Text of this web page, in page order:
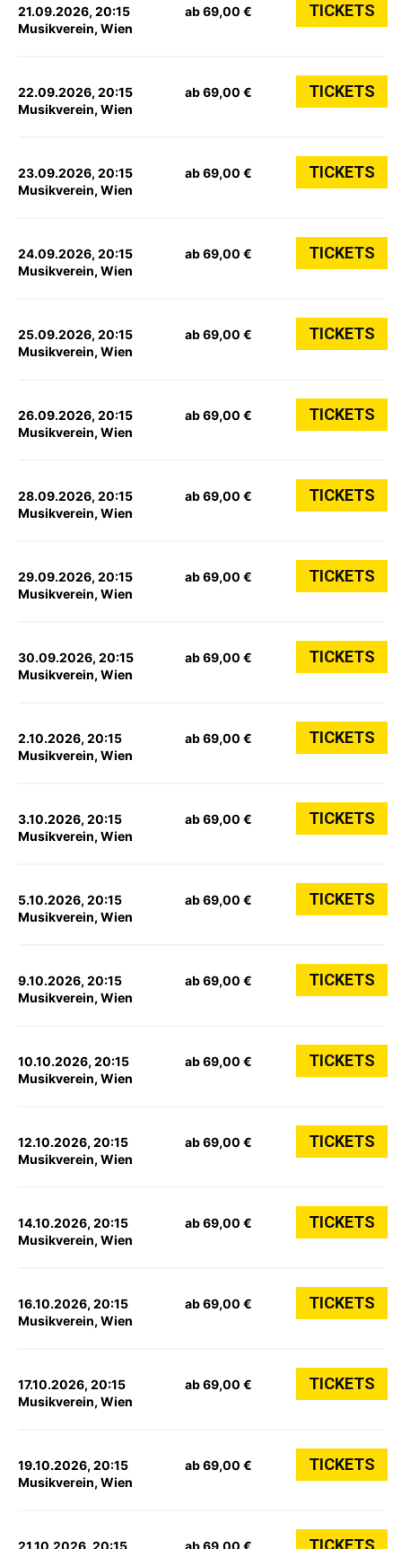
21.09.2026, 20:15
Musikverein, Wien
ab 69,00 € TICKETS
22.09.2026, 20:15
Musikverein, Wien
ab 69,00 € TICKETS
23.09.2026, 20:15
Musikverein, Wien
ab 69,00 € TICKETS
24.09.2026, 20:15
Musikverein, Wien
ab 69,00 € TICKETS
25.09.2026, 20:15
Musikverein, Wien
ab 69,00 € TICKETS
26.09.2026, 20:15
Musikverein, Wien
ab 69,00 € TICKETS
28.09.2026, 20:15
Musikverein, Wien
ab 69,00 € TICKETS
29.09.2026, 20:15
Musikverein, Wien
ab 69,00 € TICKETS
30.09.2026, 20:15
Musikverein, Wien
ab 69,00 € TICKETS
2.10.2026, 20:15
Musikverein, Wien
ab 69,00 € TICKETS
3.10.2026, 20:15
Musikverein, Wien
ab 69,00 € TICKETS
5.10.2026, 20:15
Musikverein, Wien
ab 69,00 € TICKETS
9.10.2026, 20:15
Musikverein, Wien
ab 69,00 € TICKETS
10.10.2026, 20:15
Musikverein, Wien
ab 69,00 € TICKETS
12.10.2026, 20:15
Musikverein, Wien
ab 69,00 € TICKETS
14.10.2026, 20:15
Musikverein, Wien
ab 69,00 € TICKETS
16.10.2026, 20:15
Musikverein, Wien
ab 69,00 € TICKETS
17.10.2026, 20:15
Musikverein, Wien
ab 69,00 € TICKETS
19.10.2026, 20:15
Musikverein, Wien
ab 69,00 € TICKETS
21.10.2026, 20:15 ab 69,00 € TICKETS